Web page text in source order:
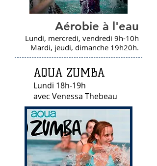
Aérobie à l'eau
Lundi, mercredi, vendredi 9h-10h
Mardi, jeudi, dimanche 19h20h.
AQUA ZUMBA
Lundi 18h-19h
avec Venessa Thebeau